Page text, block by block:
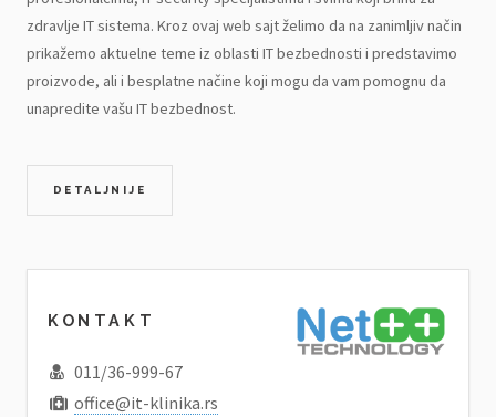
zdravlje IT sistema. Kroz ovaj web sajt želimo da na zanimljiv način
prikažemo aktuelne teme iz oblasti IT bezbednosti i predstavimo
proizvode, ali i besplatne načine koji mogu da vam pomognu da
unapredite vašu IT bezbednost.
DETALJNIJE
KONTAKT
011/36-999-67
office@it-klinika.rs